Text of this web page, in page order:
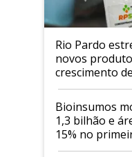
Rio Pardo
novos
crescimento
Bioinsumos
1,3 bilhão e
15% no
de 2026